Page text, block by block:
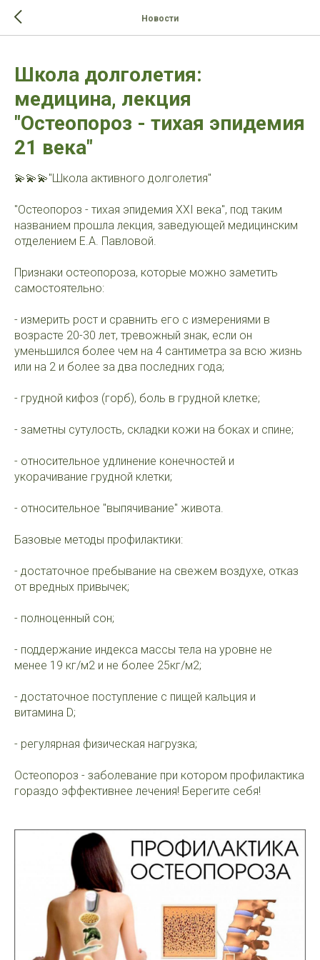
Новости
Школа долголетия:
медицина, лекция
"Остеопороз - тихая эпидемия
21 века"
💫💫💫"Школа активного долголетия"
"Остеопороз - тихая эпидемия XXI века", под таким
названием прошла лекция, заведующей медицинским
отделением Е.А. Павловой.
Признаки остеопороза, которые можно заметить
самостоятельно:
- измерить рост и сравнить его с измерениями в
возрасте 20-30 лет, тревожный знак, если он
уменьшился более чем на 4 сантиметра за всю жизнь
или на 2 и более за два последних года;
- грудной кифоз (горб), боль в грудной клетке;
- заметны сутулость, складки кожи на боках и спине;
- относительное удлинение конечностей и
укорачивание грудной клетки;
- относительное "выпячивание" живота.
Базовые методы профилактики:
- достаточное пребывание на свежем воздухе, отказ
от вредных привычек;
- полноценный сон;
- поддержание индекса массы тела на уровне не
менее 19 кг/м2 и не более 25кг/м2;
- достаточное поступление с пищей кальция и
витамина D;
- регулярная физическая нагрузка;
Остеопороз - заболевание при котором профилактика
гораздо эффективнее лечения! Берегите себя!